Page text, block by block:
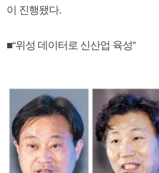
이 진행됐다.
■“위성 데이터로 신산업 육성”